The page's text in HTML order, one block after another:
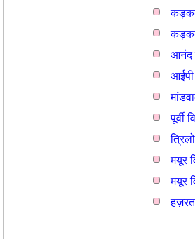
आनंद
पूर्वी
मयूर
मयूर
हज़रत